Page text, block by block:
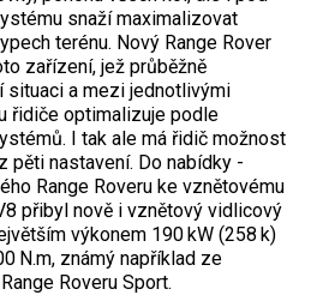
snaží maximalizovat
terénu. Nový Range Rover
zařízení, jež průběžně
situaci a mezi jednotlivými
řidiče optimalizuje podle
I tak ale má řidič možnost
pěti nastavení. Do nabídky
Range Roveru ke vznětovému
přibyl nově i vznětový vidlicový
výkonem 190 kW (258 k)
N.m, známý na­příklad ze
Roveru Sport.